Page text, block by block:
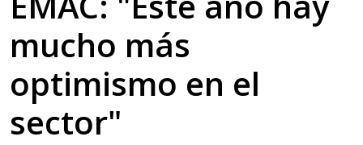
mucho más
optimismo en el
sector"